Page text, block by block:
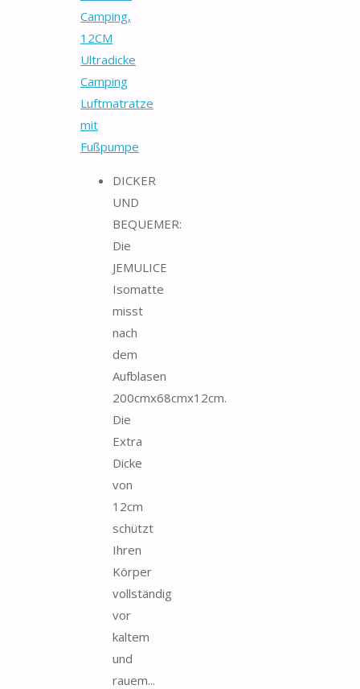
Camping,
12CM
Ultradicke
Camping
Luftmatratze
mit
Fußpumpe
DICKER
UND
BEQUEMER:
Die
JEMULICE
Isomatte
misst
nach
dem
Aufblasen
200cmx68cmx12cm.
Die
Extra
Dicke
von
12cm
schützt
Ihren
Körper
vollständig
vor
kaltem
und
rauem...